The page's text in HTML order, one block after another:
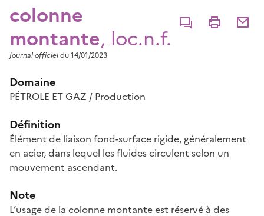
colonne
montante, loc.n.f. CommenterImprimer
Journal officieldu 14/01/2023
Domaine
PÉTROLE ET GAZ / Production
Définition
Élément de liaison fond-surface rigide, généralement
en acier, dans lequel les fluides circulent selon un
mouvement ascendant.
Note
L’usage de la colonne montante est réservé à des